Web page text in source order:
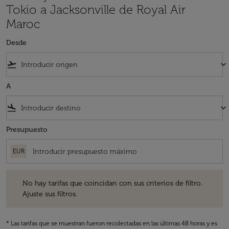
Tokio a Jacksonville de Royal Air
Maroc
Desde
flight_takeoff keyboard_arrow_down
A
flight_land keyboard_arrow_down
Presupuesto
EUR
No hay tarifas que coincidan con sus criterios de filtro.
Ajuste sus filtros.
* Las tarifas que se muestran fueron recolectadas en las últimas 48 horas y es